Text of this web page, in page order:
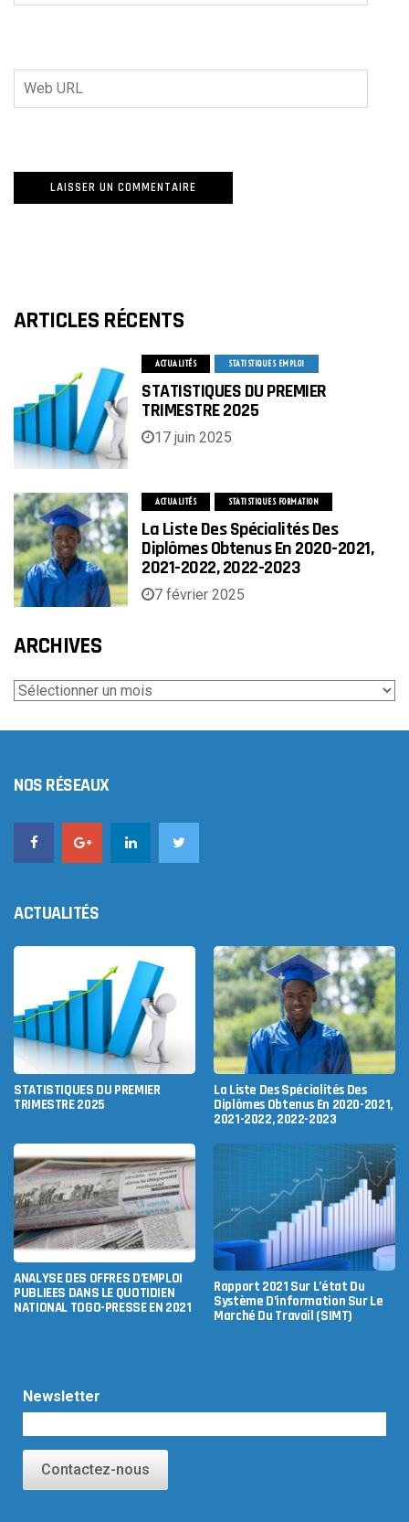
ARTICLES RÉCENTS
ACTUALITÉS STATISTIQUES EMPLOI
STATISTIQUES DU PREMIER
TRIMESTRE 2025
17 juin 2025
ACTUALITÉS STATISTIQUES FORMATION
La Liste Des Spécialités Des
Diplômes Obtenus En 2020-2021,
2021-2022, 2022-2023
7 février 2025
ARCHIVES
Archives
NOS RÉSEAUX
ACTUALITÉS
STATISTIQUES DU PREMIER
TRIMESTRE 2025
La Liste Des Spécialités Des
Diplômes Obtenus En 2020-2021,
2021-2022, 2022-2023
ANALYSE DES OFFRES D’EMPLOI
PUBLIEES DANS LE QUOTIDIEN
NATIONAL TOGO-PRESSE EN 2021
Rapport 2021 Sur L’état Du
Système D’information Sur Le
Marché Du Travail (SIMT)
Newsletter
Contactez-nous